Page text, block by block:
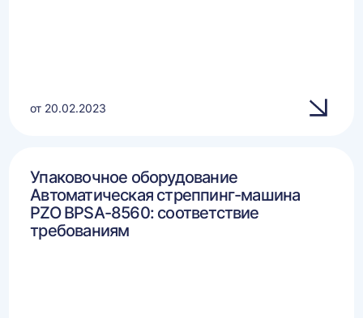
от 20.02.2023
Упаковочное оборудование
Автоматическая стреппинг-машина
PZO BPSA-8560: соответствие
требованиям